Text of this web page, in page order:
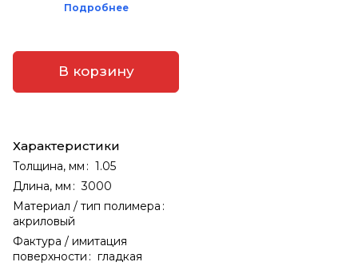
Подробнее
В корзину
Характеристики
Толщина, мм : 1.05
Длина, мм : 3000
Материал / тип полимера :
акриловый
Фактура / имитация
поверхности : гладкая